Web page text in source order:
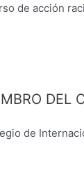
de acción
DEL
de